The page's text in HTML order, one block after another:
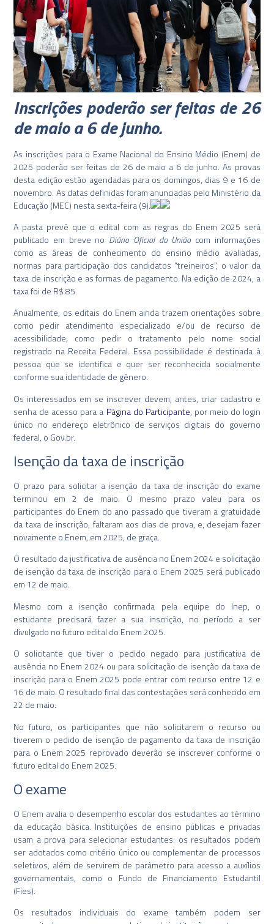
Inscrições poderão ser feitas de 26
de maio a 6 de junho.
As inscrições para o Exame Nacional do Ensino Médio (Enem) de
2025 poderão ser feitas de 26 de maio a 6 de junho. As provas
desta edição estão agendadas para os domingos, dias 9 e 16 de
novembro. As datas definidas foram anunciadas pelo Ministério da
Educação (MEC) nesta sexta-feira (9).
A pasta prevê que o edital com as regras do Enem 2025 será
publicado em breve no Diário Oficial da Uniãocom informações
como as áreas de conhecimento do ensino médio avaliadas,
normas para participação dos candidatos “treineiros”, o valor da
taxa de inscrição e as formas de pagamento. Na edição de 2024, a
taxa foi de R$ 85.
Anualmente, os editais do Enem ainda trazem orientações sobre
como pedir atendimento especializado e/ou de recurso de
acessibilidade; como pedir o tratamento pelo nome social
registrado na Receita Federal. Essa possibilidade é destinada à
pessoa que se identifica e quer ser reconhecida socialmente
conforme sua identidade de gênero.
Os interessados em se inscrever devem, antes, criar cadastro e
senha de acesso para a Página do Participante, por meio do login
único no endereço eletrônico de serviços digitais do governo
federal, o Gov.br.
Isenção da taxa de inscrição
O prazo para solicitar a isenção da taxa de inscrição do exame
terminou em 2 de maio. O mesmo prazo valeu para os
participantes do Enem do ano passado que tiveram a gratuidade
da taxa de inscrição, faltaram aos dias de prova, e, desejam fazer
novamente o Enem, em 2025, de graça.
O resultado da justificativa de ausência no Enem 2024 e solicitação
de isenção da taxa de inscrição para o Enem 2025 será publicado
em 12 de maio.
Mesmo com a isenção confirmada pela equipe do Inep, o
estudante precisará fazer a sua inscrição, no período a ser
divulgado no futuro edital do Enem 2025.
O solicitante que tiver o pedido negado para justificativa de
ausência no Enem 2024 ou para solicitação de isenção da taxa de
inscrição para o Enem 2025 pode entrar com recurso entre 12 e
16 de maio. O resultado final das contestações será conhecido em
22 de maio.
No futuro, os participantes que não solicitarem o recurso ou
tiverem o pedido de isenção de pagamento da taxa de inscrição
para o Enem 2025 reprovado deverão se inscrever conforme o
futuro edital do Enem 2025.
O exame
O Enem avalia o desempenho escolar dos estudantes ao término
da educação básica. Instituições de ensino públicas e privadas
usam a prova para selecionar estudantes: os resultados podem
ser adotados como critério único ou complementar de processos
seletivos, além de servirem de parâmetro para acesso a auxílios
governamentais, como o Fundo de Financiamento Estudantil
(Fies).
Os resultados individuais do exame também podem ser